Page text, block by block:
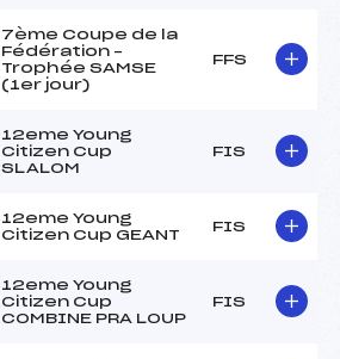
7ème Coupe de la
Fédération –
Trophée SAMSE
(1er jour)
FFS
12eme Young
Citizen Cup
SLALOM
FIS
12eme Young
Citizen Cup GEANT
FIS
12eme Young
Citizen Cup
COMBINE PRA LOUP
FIS